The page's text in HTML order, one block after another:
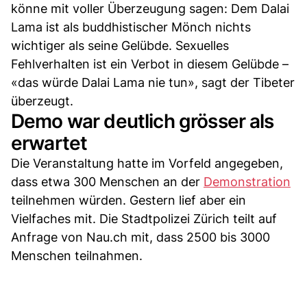
könne mit voller Überzeugung sagen: Dem Dalai
Lama ist als buddhistischer Mönch nichts
wichtiger als seine Gelübde. Sexuelles
Fehlverhalten ist ein Verbot in diesem Gelübde –
«das würde Dalai Lama nie tun», sagt der Tibeter
überzeugt.
Demo war deutlich grösser als
erwartet
Die Veranstaltung hatte im Vorfeld angegeben,
dass etwa 300 Menschen an der Demonstration
teilnehmen würden. Gestern lief aber ein
Vielfaches mit. Die Stadtpolizei Zürich teilt auf
Anfrage von Nau.ch mit, dass 2500 bis 3000
Menschen teilnahmen.